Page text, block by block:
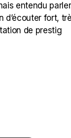
entendu
fort,
de prestig